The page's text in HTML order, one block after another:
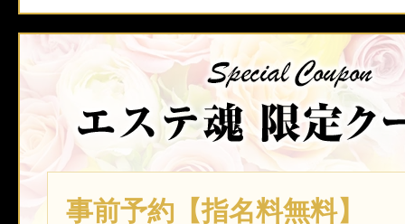
事前予約【指名料無料】